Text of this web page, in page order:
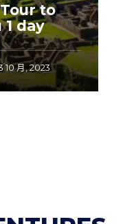
Tour to
day
10 月, 2023